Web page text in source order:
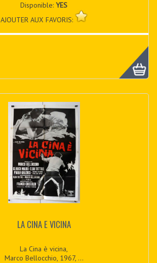
Disponible:YES
AJOUTER AUX FAVORIS:
LA CINA E VICINA
La Cina è vicina,
Marco Bellocchio, 1967, ...